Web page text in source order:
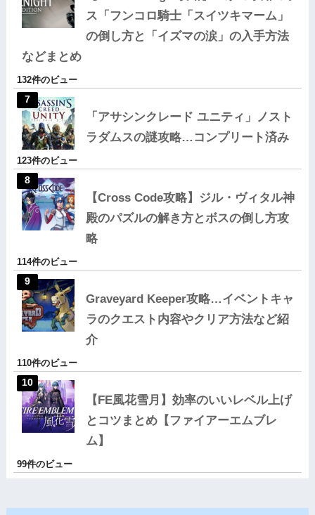
ス「フンコロ騎士「スイツキマーム」
の倒し方と「イズマの涙」の入手方法
などまとめ
132件のビュー
「アサシンクレード ユニティ」ノスト
ラダムスの謎攻略…コンプリート済み
123件のビュー
【Cross Code攻略】ジル・ヴィタル神
殿のパズルの解き方とボスの倒し方攻
略
114件のビュー
Graveyard Keeper攻略…イベントキャ
ラのクエスト内容やクリア方法など紹
介
110件のビュー
【FE風花雪月】効率のいいレベル上げ
とコツまとめ【ファイアーエムブレ
ム】
99件のビュー